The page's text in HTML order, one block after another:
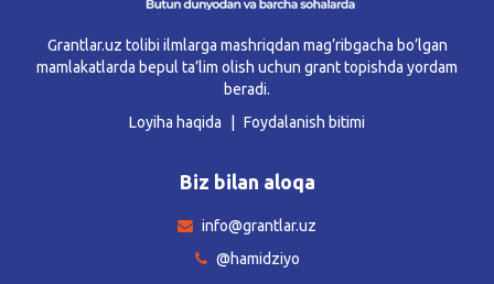
Grantlar.uz tolibi ilmlarga mashriqdan mag’ribgacha bo’lgan
mamlakatlarda bepul ta’lim olish uchun grant topishda yordam
beradi.
Loyiha haqida
Foydalanish bitimi
Biz bilan aloqa
info@grantlar.uz
@hamidziyo